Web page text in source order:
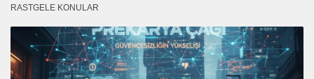
RASTGELE KONULAR